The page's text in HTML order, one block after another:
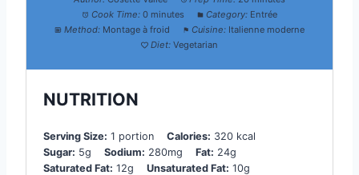
Cook Time: 0 minutes Category: Entrée
Method: Montage à froid Cuisine: Italienne moderne
Diet: Vegetarian
NUTRITION
Serving Size: 1 portion Calories: 320 kcal
Sugar: 5g Sodium: 280mg Fat: 24g
Saturated Fat: 12g Unsaturated Fat: 10g